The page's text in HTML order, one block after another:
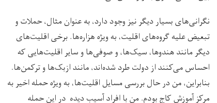
نگرانی‌های بسیار دیگر نیز وجود دارد، به عنوان مثال، حملات و
تبعیض علیه گروه‌های اقلیت، به ویژه هزاره‌ها. برخی اقلیت‌های
دیگر مانند هندوها، سیک‌ها، و صوفی‌ها و سایر اقلیت‌هایی که
احساس می‌کنند از دولت طرد شده‌اند، مانند ازبک‌ها و ترکمن‌ها.
بنابراین، من در حال بررسی مسایل اقلیت‌ها، به ویژه حمله اخیر به
مرکز آموزش کاج بودم. من با افراد آسیب دیده در این حمله